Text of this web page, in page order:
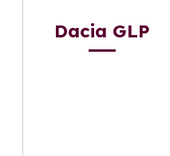
Dacia GLP